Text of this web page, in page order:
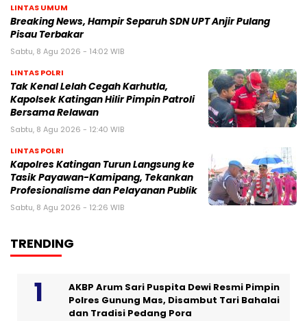
LINTAS UMUM
Breaking News, Hampir Separuh SDN UPT Anjir Pulang
Pisau Terbakar
Sabtu, 8 Agu 2026 - 14:02 WIB
LINTAS POLRI
Tak Kenal Lelah Cegah Karhutla,
Kapolsek Katingan Hilir Pimpin Patroli
Bersama Relawan
Sabtu, 8 Agu 2026 - 12:40 WIB
LINTAS POLRI
Kapolres Katingan Turun Langsung ke
Tasik Payawan-Kamipang, Tekankan
Profesionalisme dan Pelayanan Publik
Sabtu, 8 Agu 2026 - 12:26 WIB
TRENDING
AKBP Arum Sari Puspita Dewi Resmi Pimpin
Polres Gunung Mas, Disambut Tari Bahalai
dan Tradisi Pedang Pora